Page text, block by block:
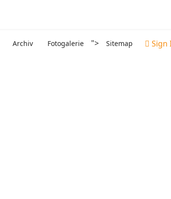
Archiv Fotogalerie "> Sitemap Sign